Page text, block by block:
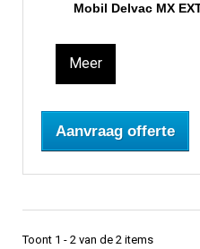
Mobil Delvac MX
Meer
Aanvraag offerte
Toont 1 - 2 van de 2 items